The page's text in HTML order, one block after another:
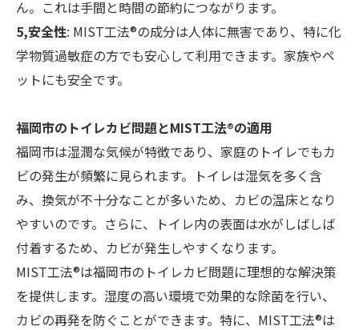
ん。これは手間と時間の節約につながります。
5,安全性: MIST工法®の成分は人体に無害であり、特に化
学物質過敏症の方でも安心して利用できます。家族やペ
ットにも安全です。
福岡市のトイレカビ問題とMIST工法®の適用
福岡市は湿潤な気候が特徴であり、家庭のトイレでもカ
ビの発生が頻繁に見られます。トイレは湿気を多く含
み、換気が不十分なことが多いため、カビの温床となり
やすいのです。さらに、トイレ内の表面は水がしばしば
付着するため、カビが発生しやすくなります。
MIST工法®は福岡市のトイレカビ問題に理想的な解決策
を提供します。湿度の高い環境で効果的な除菌を行い、
カビの再発を防ぐことができます。特に、MIST工法®は